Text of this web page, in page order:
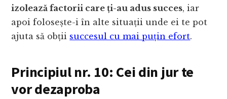
izolează factorii care ți-au adus succes, iar
apoi folosește-i în alte situații unde ei te pot
ajuta să obții succesul cu mai puțin efort.
Principiul nr. 10: Cei din jur te
vor dezaproba